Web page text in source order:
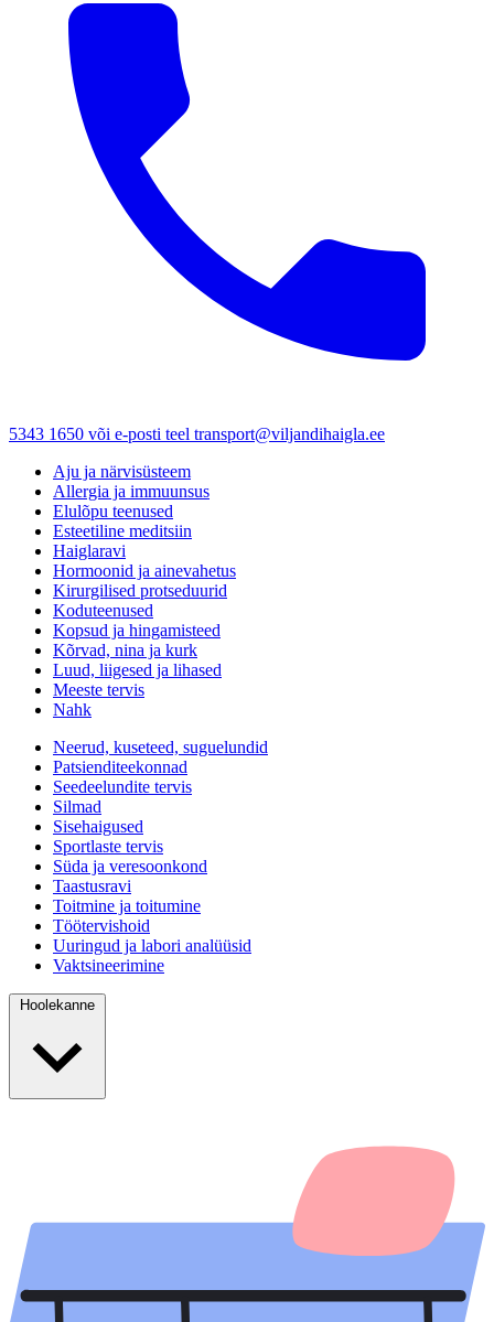
5343 1650 või e-posti teel transport@viljandihaigla.ee
Aju ja närvisüsteem
Allergia ja immuunsus
Elulõpu teenused
Esteetiline meditsiin
Haiglaravi
Hormoonid ja ainevahetus
Kirurgilised protseduurid
Koduteenused
Kopsud ja hingamisteed
Kõrvad, nina ja kurk
Luud, liigesed ja lihased
Meeste tervis
Nahk
Neerud, kuseteed, suguelundid
Patsienditeekonnad
Seedeelundite tervis
Silmad
Sisehaigused
Sportlaste tervis
Süda ja veresoonkond
Taastusravi
Toitmine ja toitumine
Töötervishoid
Uuringud ja labori analüüsid
Vaktsineerimine
Hoolekanne